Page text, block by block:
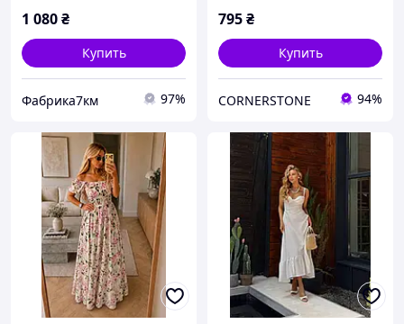
1 080₴
Купить
Фабрика7км 97%
795₴
Купить
CORNERSTONE 94%